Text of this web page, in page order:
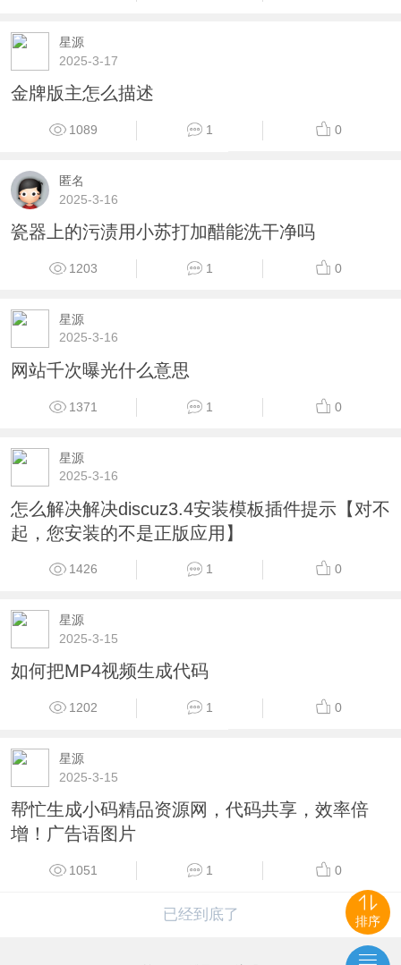
星源
2025-3-17
金牌版主怎么描述
1089 1 0
匿名
2025-3-16
瓷器上的污渍用小苏打加醋能洗干净吗
1203 1 0
星源
2025-3-16
网站千次曝光什么意思
1371 1 0
星源
2025-3-16
怎么解决解决discuz3.4安装模板插件提示【对不
起，您安装的不是正版应用】
1426 1 0
星源
2025-3-15
如何把MP4视频生成代码
1202 1 0
星源
2025-3-15
帮忙生成小码精品资源网，代码共享，效率倍
增！广告语图片
1051 1 0
已经到底了 排序